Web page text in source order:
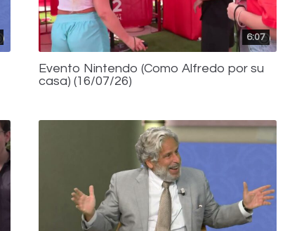
6:07
Evento Nintendo (Como Alfredo por su
casa) (16/07/26)